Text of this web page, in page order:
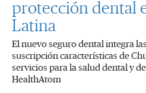
protección dental
Latina
El nuevo seguro dental integra
suscripción características de
servicios para la salud dental y
HealthAtom